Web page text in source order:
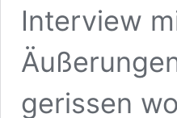
Interview
gerissen